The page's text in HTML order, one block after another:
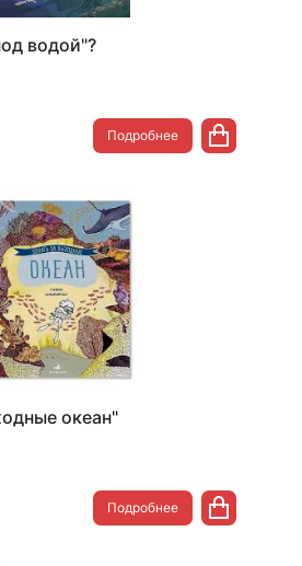
водой"?
Подробнее
океан"
Подробнее